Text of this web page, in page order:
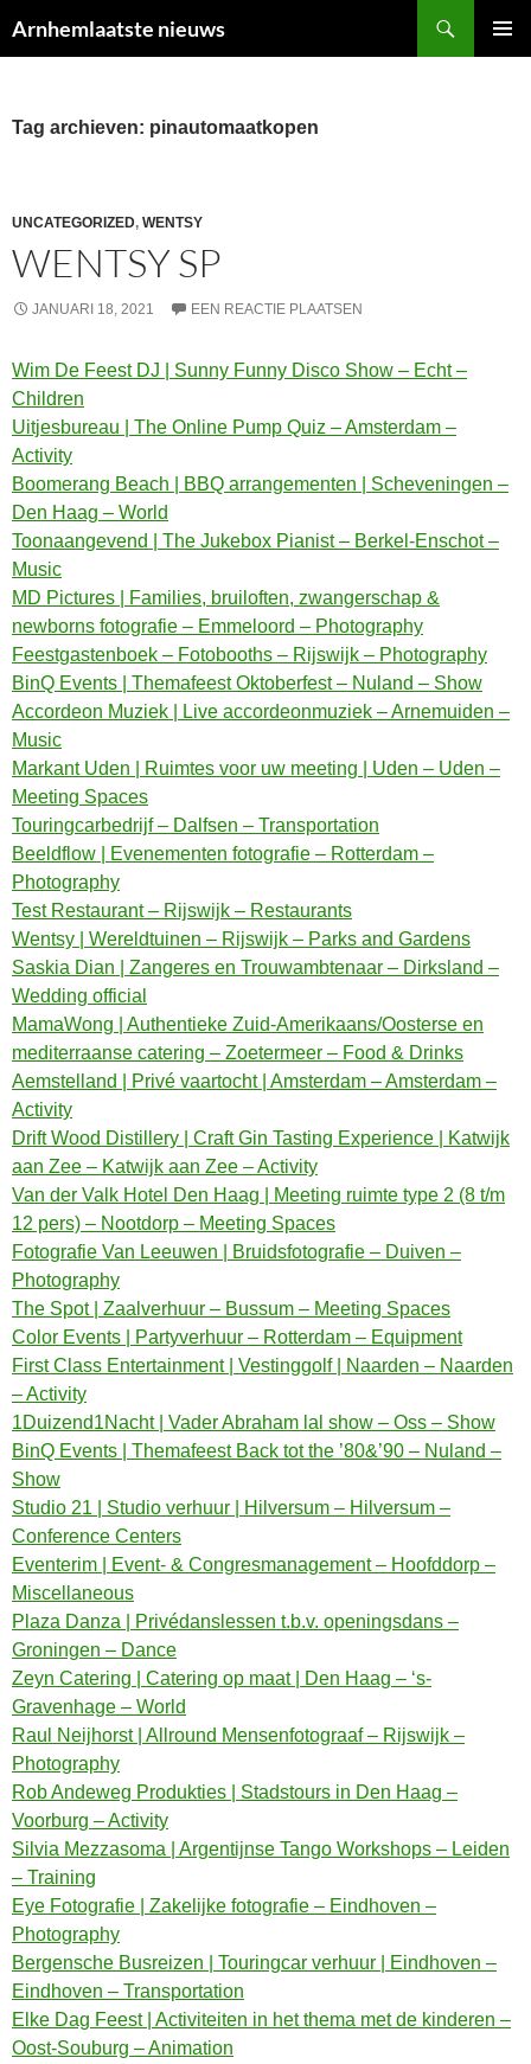
naar
Arnhemlaatste nieuws
Tag archieven: pinautomaatkopen
UNCATEGORIZED, WENTSY
WENTSY SP
JANUARI 18, 2021 EEN REACTIE PLAATSEN
Wim De Feest DJ | Sunny Funny Disco Show – Echt –
Children
Uitjesbureau | The Online Pump Quiz – Amsterdam –
Activity
Boomerang Beach | BBQ arrangementen | Scheveningen –
Den Haag – World
Toonaangevend | The Jukebox Pianist – Berkel-Enschot –
Music
MD Pictures | Families, bruiloften, zwangerschap &
newborns fotografie – Emmeloord – Photography
Feestgastenboek – Fotobooths – Rijswijk – Photography
BinQ Events | Themafeest Oktoberfest – Nuland – Show
Accordeon Muziek | Live accordeonmuziek – Arnemuiden –
Music
Markant Uden | Ruimtes voor uw meeting | Uden – Uden –
Meeting Spaces
Touringcarbedrijf – Dalfsen – Transportation
Beeldflow | Evenementen fotografie – Rotterdam –
Photography
Test Restaurant – Rijswijk – Restaurants
Wentsy | Wereldtuinen – Rijswijk – Parks and Gardens
Saskia Dian | Zangeres en Trouwambtenaar – Dirksland –
Wedding official
MamaWong | Authentieke Zuid-Amerikaans/Oosterse en
mediterraanse catering – Zoetermeer – Food & Drinks
Aemstelland | Privé vaartocht | Amsterdam – Amsterdam –
Activity
Drift Wood Distillery | Craft Gin Tasting Experience | Katwijk
aan Zee – Katwijk aan Zee – Activity
Van der Valk Hotel Den Haag | Meeting ruimte type 2 (8 t/m
12 pers) – Nootdorp – Meeting Spaces
Fotografie Van Leeuwen | Bruidsfotografie – Duiven –
Photography
The Spot | Zaalverhuur – Bussum – Meeting Spaces
Color Events | Partyverhuur – Rotterdam – Equipment
First Class Entertainment | Vestinggolf | Naarden – Naarden
– Activity
1Duizend1Nacht | Vader Abraham lal show – Oss – Show
BinQ Events | Themafeest Back tot the ’80&’90 – Nuland –
Show
Studio 21 | Studio verhuur | Hilversum – Hilversum –
Conference Centers
Eventerim | Event- & Congresmanagement – Hoofddorp –
Miscellaneous
Plaza Danza | Privédanslessen t.b.v. openingsdans –
Groningen – Dance
Zeyn Catering | Catering op maat | Den Haag – ‘s-
Gravenhage – World
Raul Neijhorst | Allround Mensenfotograaf – Rijswijk –
Photography
Rob Andeweg Produkties | Stadstours in Den Haag –
Voorburg – Activity
Silvia Mezzasoma | Argentijnse Tango Workshops – Leiden
– Training
Eye Fotografie | Zakelijke fotografie – Eindhoven –
Photography
Bergensche Busreizen | Touringcar verhuur | Eindhoven –
Eindhoven – Transportation
Elke Dag Feest | Activiteiten in het thema met de kinderen –
Oost-Souburg – Animation